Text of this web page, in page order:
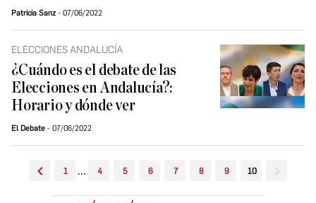
Patricia Sanz 07/06/2022
ELECCIONES ANDALUCÍA
¿Cuándo es el debate de las
Elecciones en Andalucía?:
Horario y dónde ver
El Debate 07/06/2022
1 ... 4 5 6 7 8 9 10